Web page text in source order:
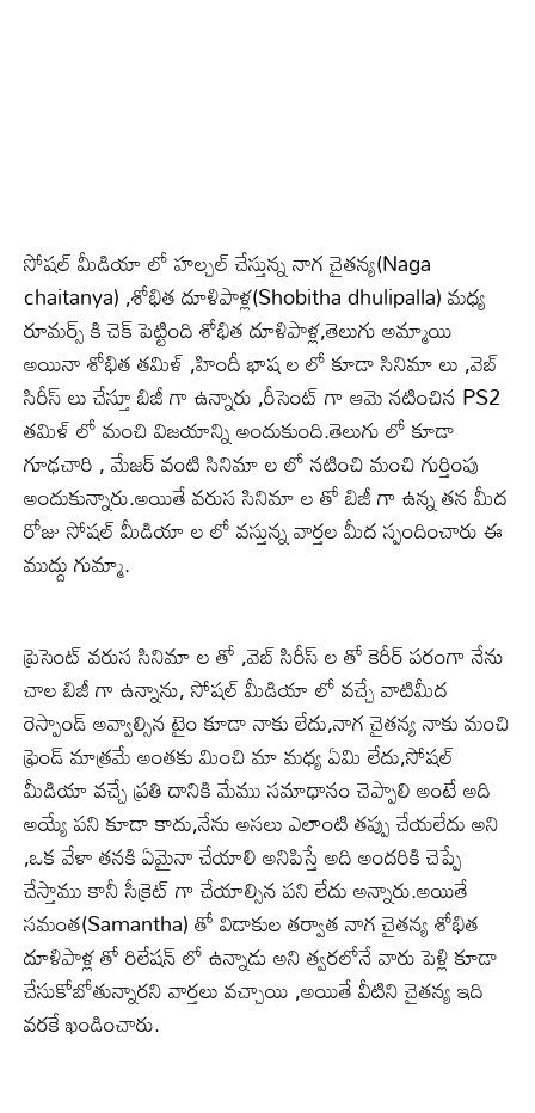
సోషల్ మీడియా లో హల్చల్ చేస్తున్న నాగ చైతన్య(Naga
chaitanya) ,శోభిత దూళిపాళ్ల(Shobitha dhulipalla) మధ్య
రూమర్స్ కి చెక్ పెట్టింది శోభిత దూళిపాళ్ల,తెలుగు అమ్మాయి
అయినా శోభిత తమిళ్ ,హిందీ భాష ల లో కూడా సినిమా లు ,వెబ్
సిరీస్ లు చేస్తూ బిజీ గా ఉన్నారు ,రీసెంట్ గా ఆమె నటించిన PS2
తమిళ్ లో మంచి విజయాన్ని అందుకుంది.తెలుగు లో కూడా
గూఢచారి , మేజర్ వంటి సినిమా ల లో నటించి మంచి గుర్తింపు
అందుకున్నారు.అయితే వరుస సినిమా ల తో బిజీ గా ఉన్న తన మీద
రోజు సోషల్ మీడియా ల లో వస్తున్న వార్తల మీద స్పందించారు ఈ
ముద్దు గుమ్మా.
ప్రెసెంట్ వరుస సినిమా ల తో ,వెబ్ సిరీస్ ల తో కెరీర్ పరంగా నేను
చాల బిజీ గా ఉన్నాను, సోషల్ మీడియా లో వచ్చే వాటిమీద
రెస్పాండ్ అవ్వాల్సిన టైం కూడా నాకు లేదు,నాగ చైతన్య నాకు మంచి
ఫ్రెండ్ మాత్రమే అంతకు మించి మా మధ్య ఏమి లేదు,సోషల్
మీడియా వచ్చే ప్రతి దానికి మేము సమాధానం చెప్పాలి అంటే అది
అయ్యే పని కూడా కాదు,నేను అసలు ఎలాంటి తప్పు చేయలేదు అని
,ఒక వేళా తనకి ఏమైనా చేయాలి అనిపిస్తే అది అందరికి చెప్పే
చేస్తాము కానీ సీక్రెట్ గా చేయాల్సిన పని లేదు అన్నారు.అయితే
సమంత(Samantha) తో విడాకుల తర్వాత నాగ చైతన్య శోభిత
దూళిపాళ్ల తో రిలేషన్ లో ఉన్నాడు అని త్వరలోనే వారు పెళ్లి కూడా
చేసుకోబోతున్నారని వార్తలు వచ్చాయి ,అయితే వీటిని చైతన్య ఇది
వరకే ఖండించారు.